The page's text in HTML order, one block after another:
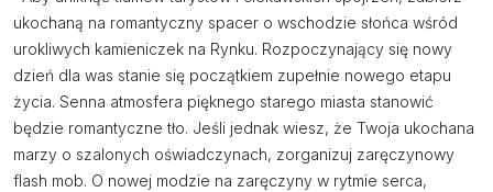
ukochaną na romantyczny spacer o wschodzie słońca wśród
urokliwych kamieniczek na Rynku. Rozpoczynający się nowy
dzień dla was stanie się początkiem zupełnie nowego etapu
życia. Senna atmosfera pięknego starego miasta stanowić
będzie romantyczne tło. Jeśli jednak wiesz, że Twoja ukochana
marzy o szalonych oświadczynach, zorganizuj zaręczynowy
flash mob. O nowej modzie na zaręczyny w rytmie serca,